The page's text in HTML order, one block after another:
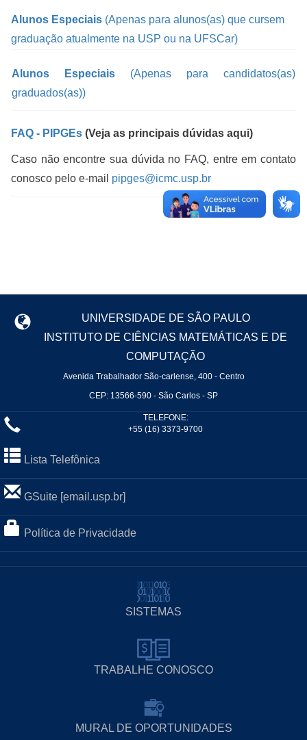
Alunos Especiais (Apenas para alunos(as) que cursem
graduação atualmente na USP ou na UFSCar)
Alunos Especiais (Apenas para candidatos(as)
graduados(as))
FAQ - PIPGEs (Veja as principais dúvidas aqui)
Caso não encontre sua dúvida no FAQ, entre em contato
conosco pelo e-mail pipges@icmc.usp.br
UNIVERSIDADE DE SÃO PAULO
INSTITUTO DE CIÊNCIAS MATEMÁTICAS E DE
COMPUTAÇÃO
Avenida Trabalhador São-carlense, 400 - Centro
CEP: 13566-590 - São Carlos - SP
TELEFONE:
+55 (16) 3373-9700
Lista Telefônica
GSuite [email.usp.br]
Política de Privacidade
SISTEMAS
TRABALHE CONOSCO
MURAL DE OPORTUNIDADES